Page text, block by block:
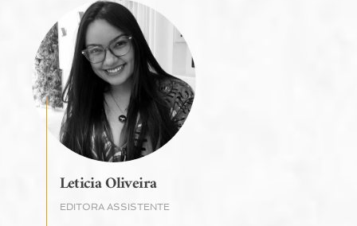
Leticia Oliveira
EDITORA ASSISTENTE